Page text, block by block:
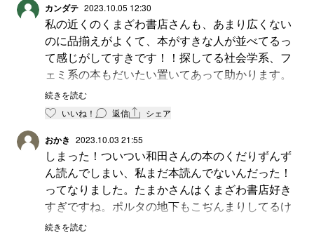
カンダテ 2023.10.05 12:30
私の近くのくまざわ書店さんも、あまり広くない
のに品揃えがよくて、本がすきな人が並べてるっ
て感じがしてすきです！！探してる社会学系、フ
ェミ系の本もだいたい置いてあって助かります。
和田さんの本、気になっていたのですが日記読ん
でやっぱり読んでみようと思いました。
続きを読む
いいね！
返信 シェア
おかき 2023.10.03 21:55
しまった！ついつい和田さんの本のくだりずんず
ん読んでしまい、私まだ本読んでないんだった！
ってなりました。たまかさんはくまざわ書店好き
すぎですね。ポルタの地下もこぢんまりしてるけ
どいいかんじです。
続きを読む